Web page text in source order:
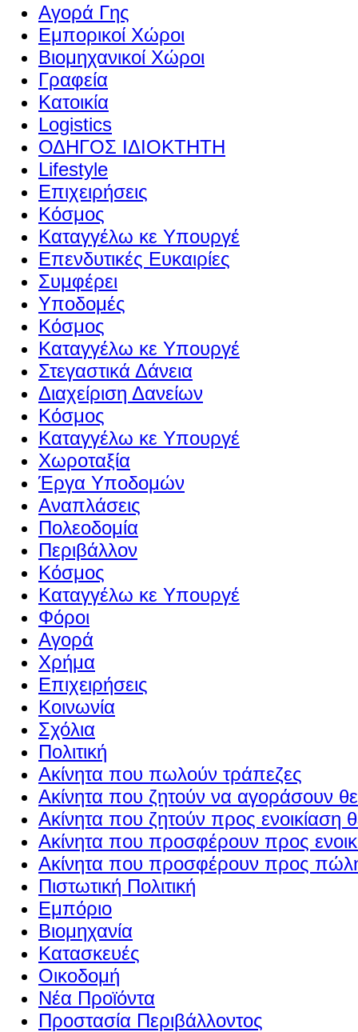
Αγορά Γης
Εμπορικοί Χώροι
Βιομηχανικοί Χώροι
Γραφεία
Κατοικία
Logistics
ΟΔΗΓΟΣ ΙΔΙΟΚΤΗΤΗ
Lifestyle
Επιχειρήσεις
Κόσμος
Καταγγέλω κε Υπουργέ
Επενδυτικές Ευκαιρίες
Συμφέρει
Υποδομές
Κόσμος
Καταγγέλω κε Υπουργέ
Στεγαστικά Δάνεια
Διαχείριση Δανείων
Κόσμος
Καταγγέλω κε Υπουργέ
Χωροταξία
Έργα Υποδομών
Αναπλάσεις
Πολεοδομία
Περιβάλλον
Κόσμος
Καταγγέλω κε Υπουργέ
Φόροι
Αγορά
Χρήμα
Επιχειρήσεις
Κοινωνία
Σχόλια
Πολιτική
Ακίνητα που πωλούν τράπεζες
Ακίνητα που ζητούν να αγοράσουν
Ακίνητα που ζητούν προς ενοικίαση
Ακίνητα που προσφέρουν προς
Ακίνητα που προσφέρουν προς
Πιστωτική Πολιτική
Εμπόριο
Βιομηχανία
Κατασκευές
Οικοδομή
Νέα Προϊόντα
Προστασία Περιβάλλοντος